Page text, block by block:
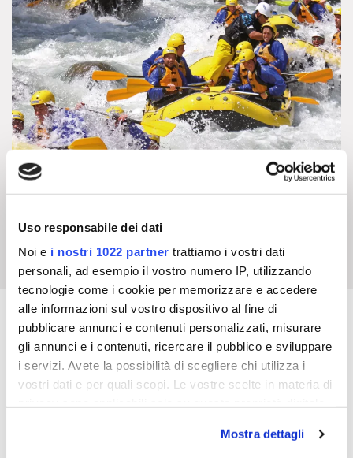
Uso responsabile dei dati
Noi e i nostri 1022 partner trattiamo i vostri dati
personali, ad esempio il vostro numero IP, utilizzando
tecnologie come i cookie per memorizzare e accedere
alle informazioni sul vostro dispositivo al fine di
pubblicare annunci e contenuti personalizzati, misurare
gli annunci e i contenuti, ricercare il pubblico e sviluppare
i servizi. Avete la possibilità di scegliere chi utilizza i
vostri dati e per quali scopi. Le vostre scelte in materia di
modificare o revocare il proprio consenso in qualsiasi
Mostra dettagli
REQUEST QUOTE
Do you want to request more information for your
stay. Or do you have other needs? Fill out the form
and add a message!